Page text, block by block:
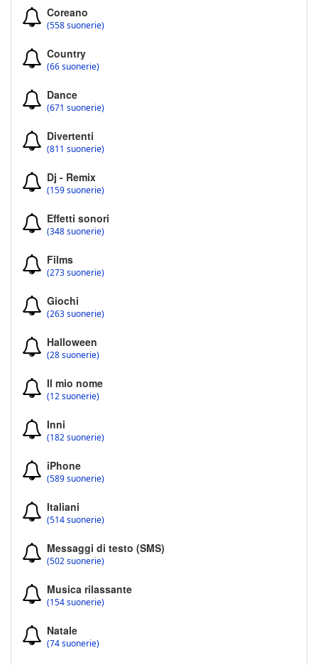
Coreano
(558 suonerie)
Country
(66 suonerie)
Dance
(671 suonerie)
Divertenti
(811 suonerie)
Dj - Remix
(159 suonerie)
Effetti sonori
(348 suonerie)
Films
(273 suonerie)
Giochi
(263 suonerie)
Halloween
(28 suonerie)
Il mio nome
(12 suonerie)
Inni
(182 suonerie)
iPhone
(589 suonerie)
Italiani
(514 suonerie)
Messaggi di testo (SMS)
(502 suonerie)
Musica rilassante
(154 suonerie)
Natale
(74 suonerie)